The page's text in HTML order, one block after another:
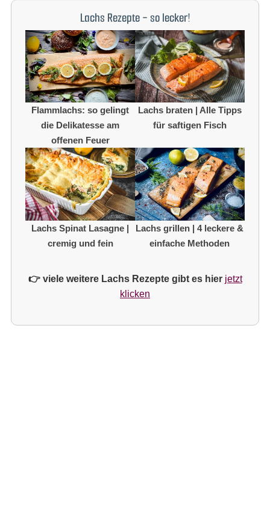
Lachs Rezepte - so lecker!
Flammlachs: so gelingt
die Delikatesse am
offenen Feuer
Lachs braten | Alle Tipps
für saftigen Fisch
Lachs Spinat Lasagne |
cremig und fein
Lachs grillen | 4 leckere &
einfache Methoden
👉 viele weitere Lachs Rezepte gibt es hier jetzt
klicken